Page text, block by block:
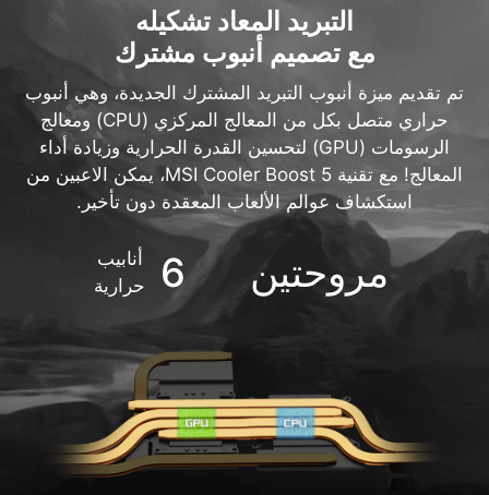
الرسومات (GPU) لتحسين القدرة الحرارية وزيادة أداء
المعالج! مع تقنية MSI Cooler Boost 5، يمكن الاعبين من
استكشاف عوالم الألعاب المعقدة دون تأخير.
مروحتين 6
أنابيب
حرارية
تصميم أنبوب مشترك بين المعالج المركزي ومعالج
الرسومات